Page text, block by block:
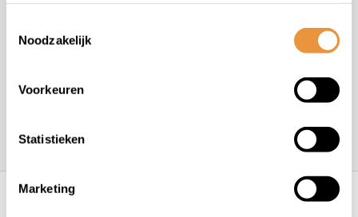
Noodzakelijk
Voorkeuren
Statistieken
Marketing
Contactgegevens